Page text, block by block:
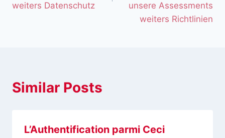
weiters Datenschutz
unsere Assessments
weiters Richtlinien
Similar Posts
L’Authentification parmi Ceci